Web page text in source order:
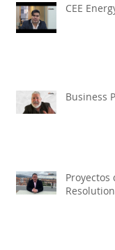
CEE
Business
Proyectos